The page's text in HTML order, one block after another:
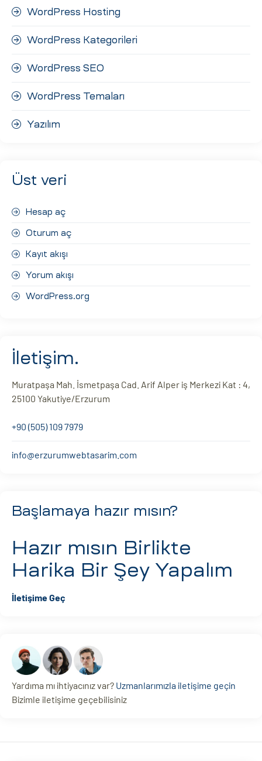
WordPress Hosting
WordPress Kategorileri
WordPress SEO
WordPress Temaları
Yazılım
Üst veri
Hesap aç
Oturum aç
Kayıt akışı
Yorum akışı
WordPress.org
İletişim.
Muratpaşa Mah. İsmetpaşa Cad. Arif Alper iş Merkezi Kat : 4,
25100 Yakutiye/Erzurum
+90 (505) 109 7979
info@erzurumwebtasarim.com
Başlamaya hazır mısın?
Hazır mısın Birlikte
Harika Bir Şey Yapalım
İletişime Geç
Yardıma mı ihtiyacınız var? Uzmanlarımızla iletişime geçin
Bizimle iletişime geçebilisiniz